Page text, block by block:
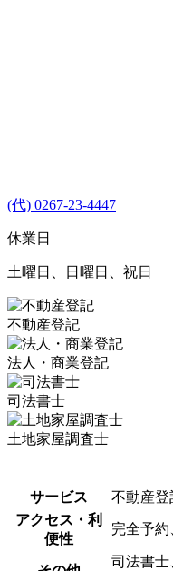
(代) 0267-23-4447
休業日
土曜日、日曜日、祝日
不動産登記
法人・商業登記
司法書士
土地家屋調査士
サービス
不動産登
アクセス・利
便性
完全予
司法書士